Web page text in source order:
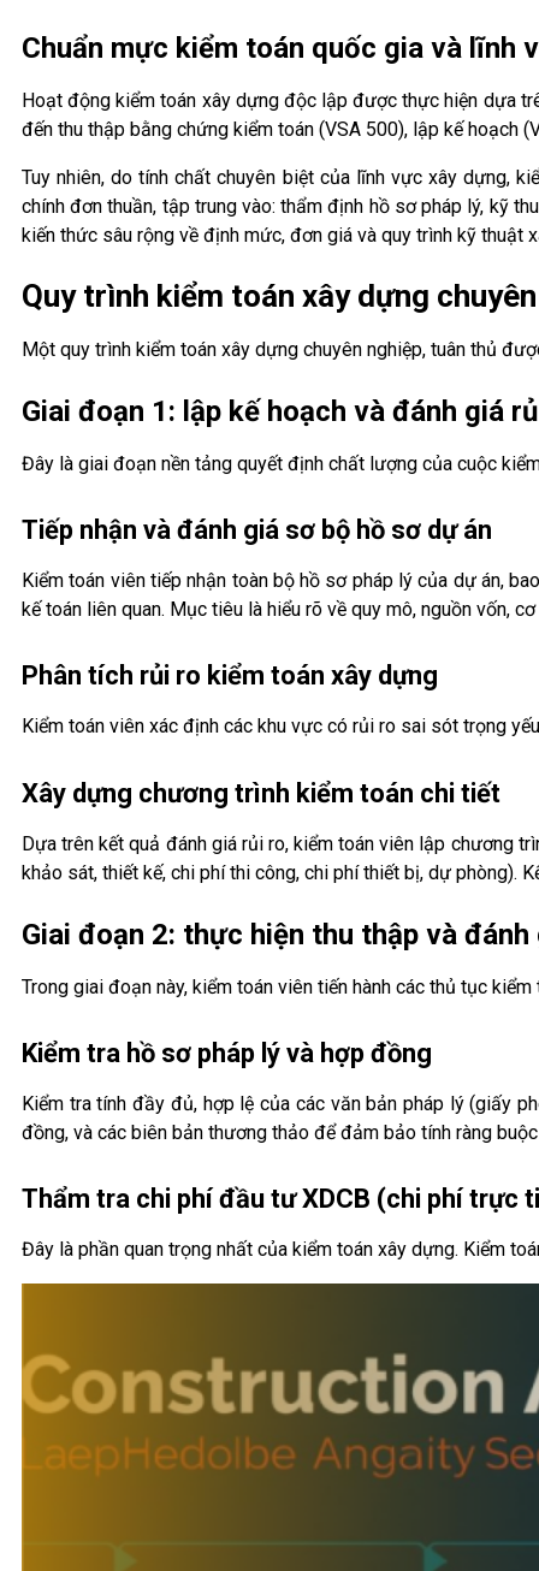
Chuẩn mực kiểm toán quốc gia và lĩnh
Hoạt động kiểm toán xây dựng độc lập được thực hiện dựa
đến thu thập bằng chứng kiểm toán (VSA 500), lập kế hoạch
Tuy nhiên, do tính chất chuyên biệt của lĩnh vực xây dựng,
chính đơn thuần, tập trung vào: thẩm định hồ sơ pháp lý, kỹ
kiến thức sâu rộng về định mức, đơn giá và quy trình kỹ thuật
Quy trình kiểm toán xây dựng
Một quy trình kiểm toán xây dựng chuyên nghiệp, tuân thủ
Giai đoạn 1: lập kế hoạch và đánh giá
Đây là giai đoạn nền tảng quyết định chất lượng của cuộc
Tiếp nhận và đánh giá sơ bộ hồ sơ dự án
Kiểm toán viên tiếp nhận toàn bộ hồ sơ pháp lý của dự án,
kế toán liên quan. Mục tiêu là hiểu rõ về quy mô, nguồn vốn,
Phân tích rủi ro kiểm toán xây dựng
Kiểm toán viên xác định các khu vực có rủi ro sai sót trọng
Xây dựng chương trình kiểm toán chi tiết
Dựa trên kết quả đánh giá rủi ro, kiểm toán viên lập chương
khảo sát, thiết kế, chi phí thi công, chi phí thiết bị, dự phòng).
Giai đoạn 2: thực hiện thu thập và
Trong giai đoạn này, kiểm toán viên tiến hành các thủ tục kiểm
Kiểm tra hồ sơ pháp lý và hợp đồng
Kiểm tra tính đầy đủ, hợp lệ của các văn bản pháp lý (giấy
đồng, và các biên bản thương thảo để đảm bảo tính ràng
Thẩm tra chi phí đầu tư XDCB (chi phí trực
Đây là phần quan trọng nhất của kiểm toán xây dựng. Kiểm